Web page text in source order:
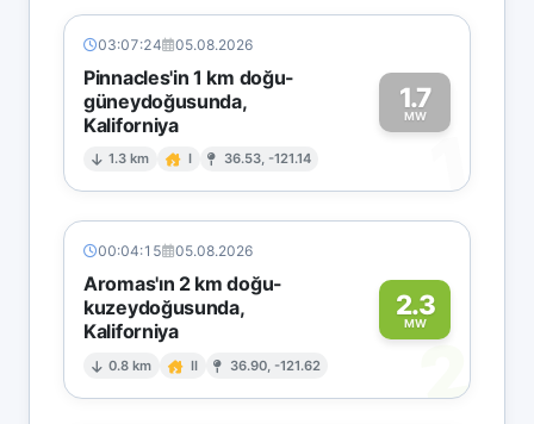
03:07:24 05.08.2026
Pinnacles'in 1 km doğu-
güneydoğusunda,
Kaliforniya
1.3 km I 36.53, -121.14
1.7
MW
1
00:04:15 05.08.2026
Aromas'ın 2 km doğu-
kuzeydoğusunda,
Kaliforniya
0.8 km II 36.90, -121.62
2.3
MW
2